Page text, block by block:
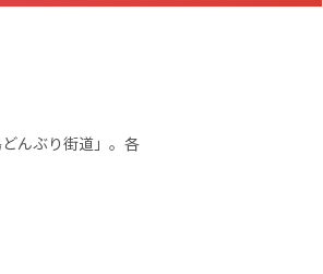
んぶり街道」。各